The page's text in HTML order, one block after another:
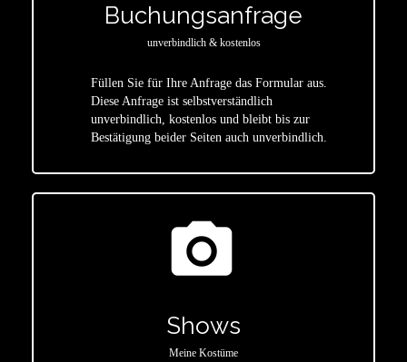
Buchungsanfrage
unverbindlich & kostenlos
Füllen Sie für Ihre Anfrage das Formular aus.
Diese Anfrage ist selbstverständlich
unverbindlich, kostenlos und bleibt bis zur
Bestätigung beider Seiten auch unverbindlich.
photo_camera
Shows
Meine Kostüme